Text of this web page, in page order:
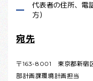
代表者の住所、電
方）
宛先
〒163-8001 東京都新宿
部計画課環境計画担当